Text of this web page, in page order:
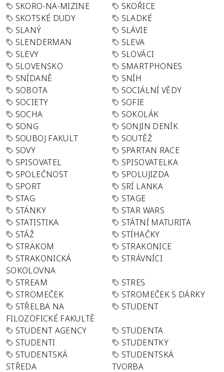
SKORO-NA-MIZINE
SKOŘICE
SKOTSKÉ DUDY
SLADKÉ
SLANÝ
SLÁVIE
SLENDERMAN
SLEVA
SLEVY
SLOVÁCI
SLOVENSKO
SMARTPHONES
SNÍDANĚ
SNÍH
SOBOTA
SOCIÁLNÍ VĚDY
SOCIETY
SOFIE
SOCHA
SOKOLÁK
SONG
SONJIN DENÍK
SOUBOJ FAKULT
SOUTĚŽ
SOVY
SPARTAN RACE
SPISOVATEL
SPISOVATELKA
SPOLEČNOST
SPOLUJIZDA
SPORT
SRÍ LANKA
STAG
STAGE
STÁNKY
STAR WARS
STATISTIKA
STÁTNÍ MATURITA
STÁŽ
STÍHAČKY
STRAKOM
STRAKONICE
STRAKONICKÁ
SOKOLOVNA
STRÁVNÍCI
STREAM
STRES
STROMEČEK
STROMEČEK S DÁRKY
STŘELBA NA
FILOZOFICKÉ FAKULTĚ
STUDENT
STUDENT AGENCY
STUDENTA
STUDENTI
STUDENTKY
STUDENTSKÁ
STŘEDA
STUDENTSKÁ
TVORBA